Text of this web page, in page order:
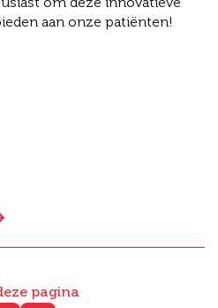
aan onze patiënten!
pagina